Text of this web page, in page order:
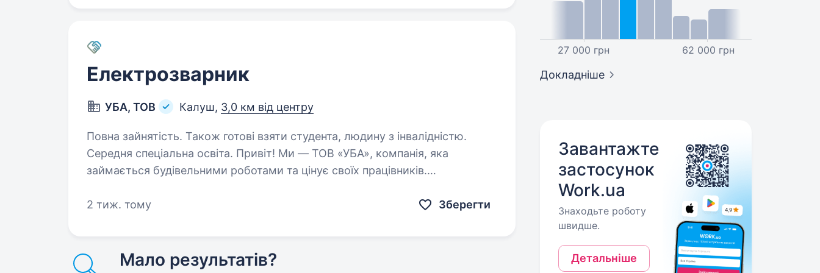
Електрозварник
УБА, ТОВ Калуш, 3,0 км від центру
Повна зайнятість. Також готові взяти студента, людину з інвалідністю.
Середня спеціальна освіта. Привіт! Ми — ТОВ «УБА», компанія, яка
займається будівельними роботами та цінує своїх працівників.
досвіду, ми готові підтримати тебе в навчанні та розвитку…
2 тиж. тому Зберегти
Мало результатів?
27 000 грн 62 000 грн
Докладніше
Завантажте
застосунок
Work.ua
Знаходьте роботу
швидше.
Детальніше